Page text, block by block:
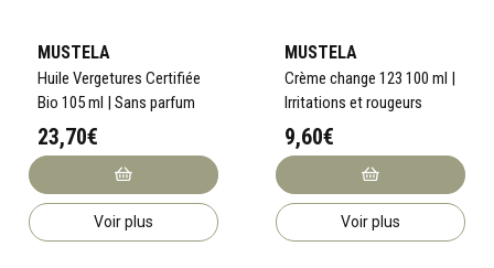
MUSTELA
Huile Vergetures Certifiée
Bio 105 ml | Sans parfum
23,70€
Voir plus
MUSTELA
Crème change 123 100 ml |
Irritations et rougeurs
9,60€
Voir plus